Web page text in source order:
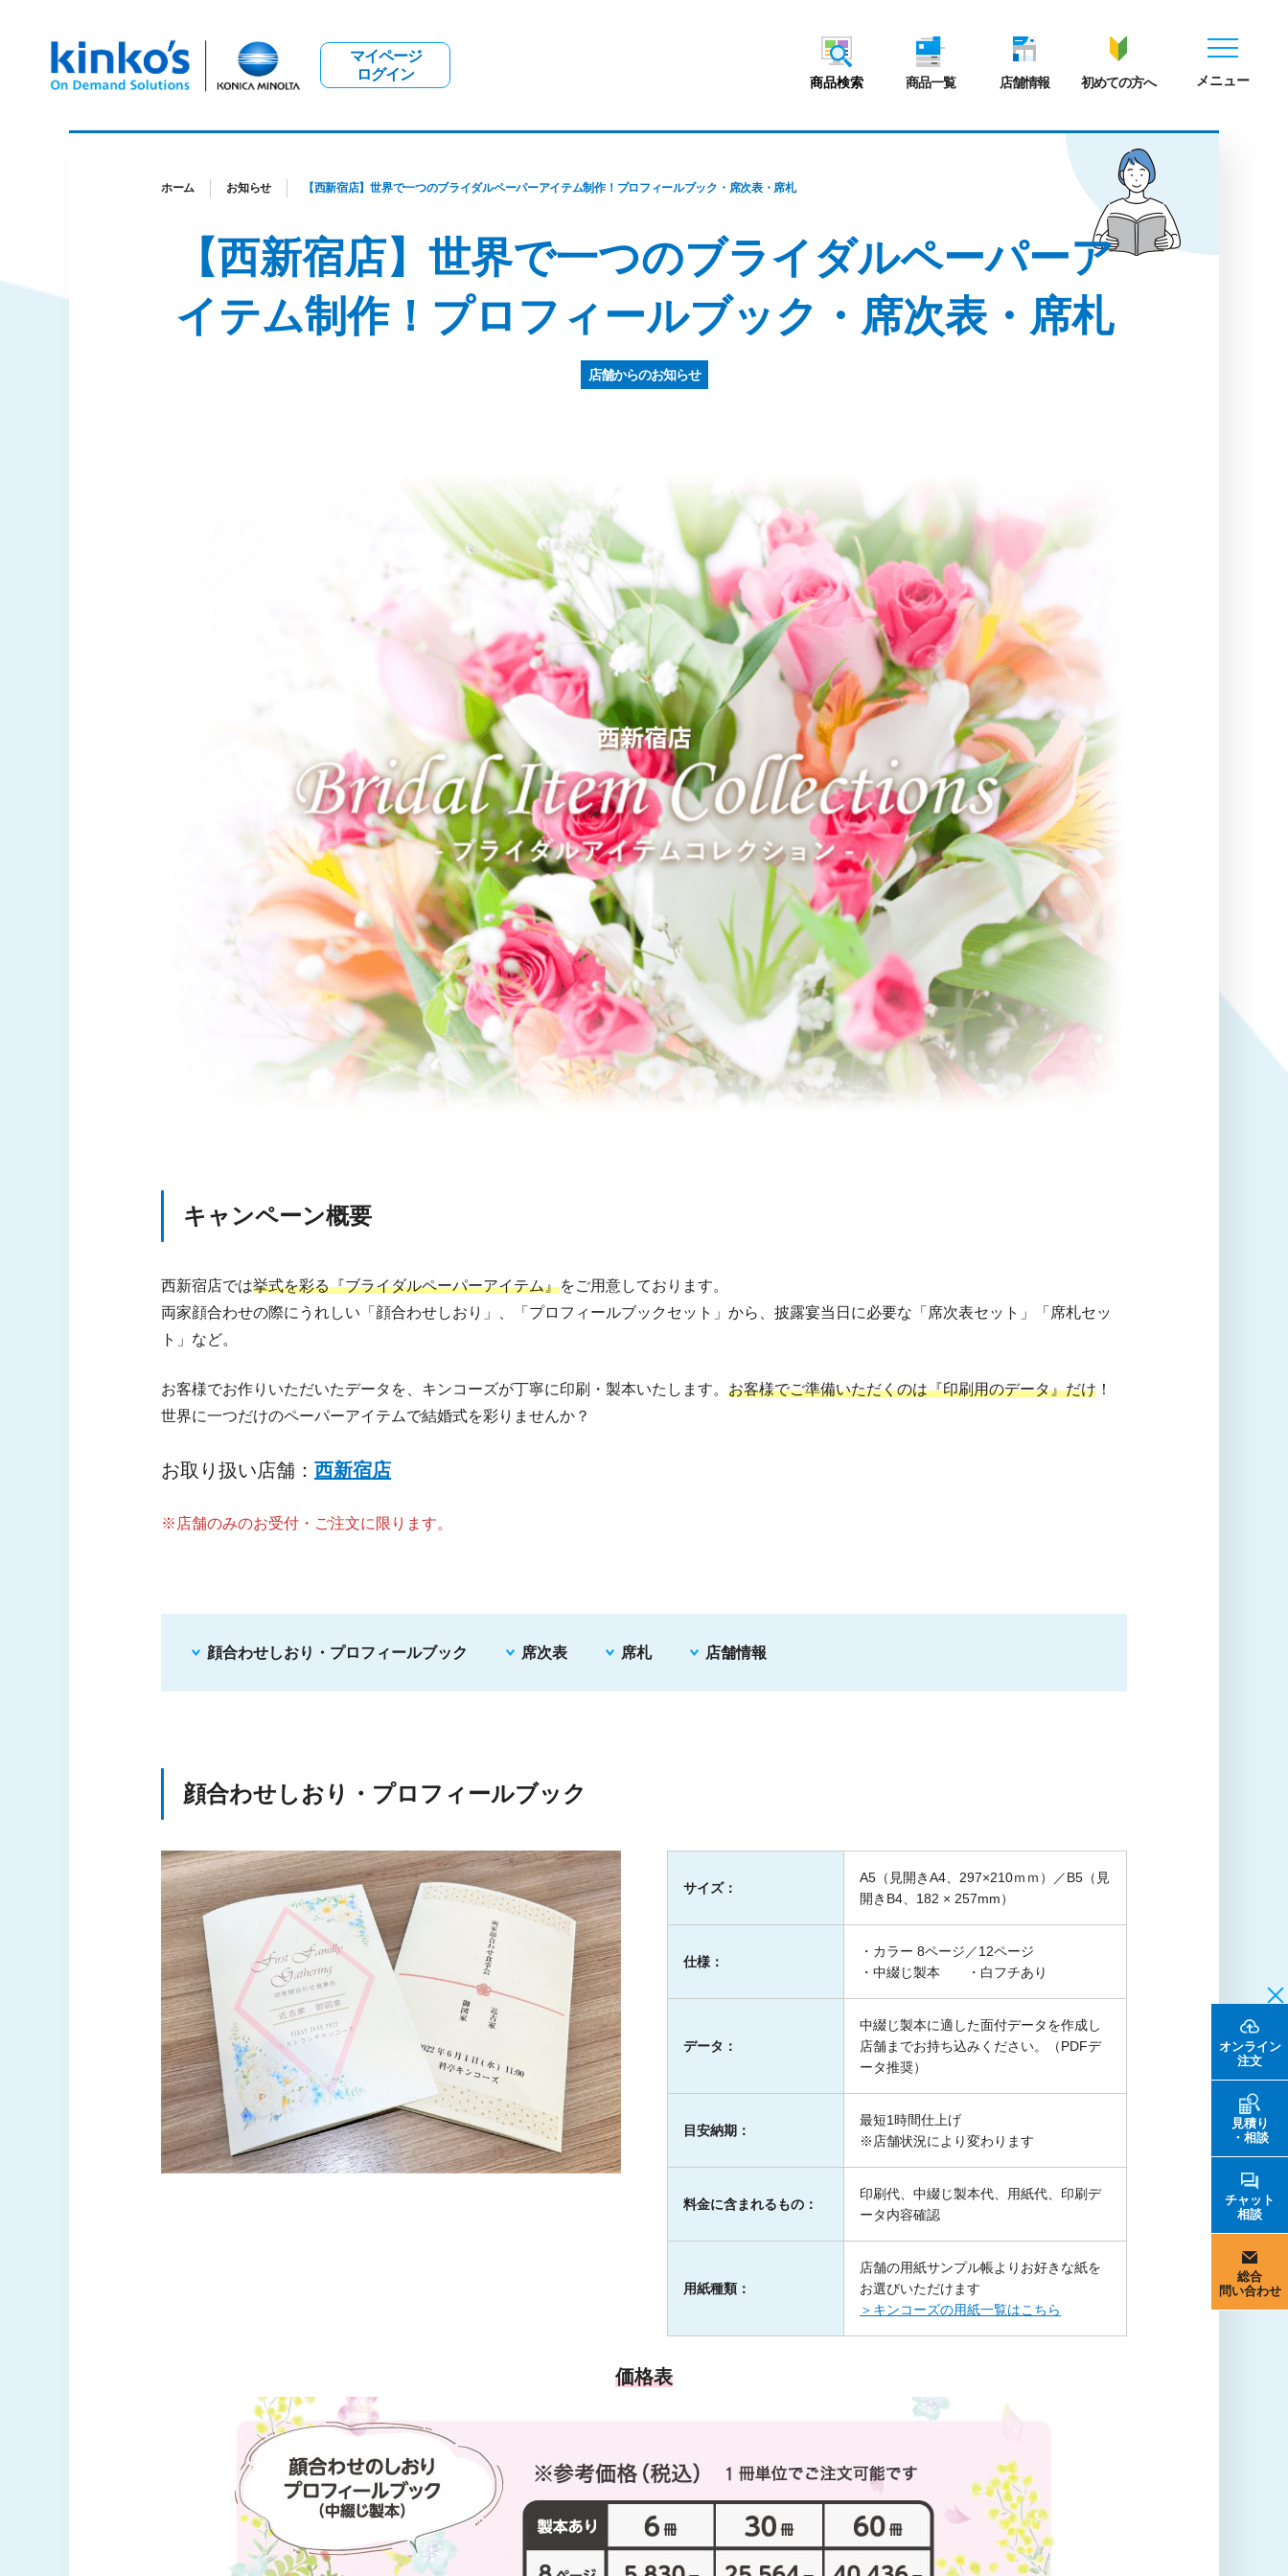
マイページ
ログイン
商品検索 商品一覧 店舗情報 初めての方へ メニュー
オンライン
注文
見積り
・相談
チャット
相談
総合
問い合わせ
ホーム お知らせ 【西新宿店】世界で一つのブライダルペーパーアイテム制作！プロフィールブック・席次表・席札
【西新宿店】世界で一つのブライダルペーパーア
イテム制作！プロフィールブック・席次表・席札
店舗からのお知らせ
キャンペーン概要
西新宿店では挙式を彩る『ブライダルペーパーアイテム』をご用意しております。
両家顔合わせの際にうれしい「顔合わせしおり」、「プロフィールブックセット」から、披露宴当日に必要な「席次表セット」「席札セッ
ト」など。
お客様でお作りいただいたデータを、キンコーズが丁寧に印刷・製本いたします。 お客様でご準備いただくのは『印刷用のデータ』だけ ！
世界に一つだけのペーパーアイテムで結婚式を彩りませんか？
お取り扱い店舗： 西新宿店
※店舗のみのお受付・ご注文に限ります。
顔合わせしおり・プロフィールブック 席次表 席札 店舗情報
顔合わせしおり・プロフィールブック
サイズ：
A5（見開きA4、297×210ｍｍ）／B5（見
開きB4、182 × 257mm）
仕様：
・カラー 8ページ／12ページ
・中綴じ製本 ・白フチあり
データ：
中綴じ製本に適した面付データを作成し
店舗までお持ち込みください。（PDFデ
ータ推奨）
目安納期：
最短1時間仕上げ
※店舗状況により変わります
料金に含まれるもの：
印刷代、中綴じ製本代、用紙代、印刷デ
ータ内容確認
用紙種類：
店舗の用紙サンプル帳よりお好きな紙を
お選びいただけます
＞キンコーズの用紙一覧はこちら
価格表